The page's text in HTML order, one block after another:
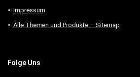
Impressum
Alle Themen und Produkte – Sitemap
Folge Uns